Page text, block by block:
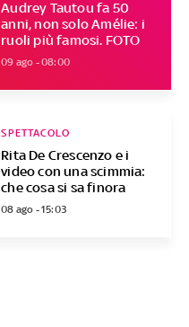
Audrey Tautou fa 50
anni, non solo Amélie: i
ruoli più famosi. FOTO
09 ago - 08:00
Rita De Crescenzo e i
video con una scimmia:
che cosa si sa finora
SPETTACOLO
08 ago - 15:03